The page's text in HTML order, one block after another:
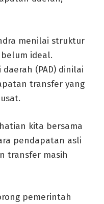
menilai struktur
ideal.
(PAD) dinilai
transfer yang
kita bersama
pendapatan asli
transfer masih
pemerintah